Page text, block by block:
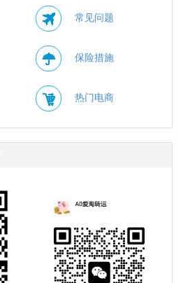
至北京时间 2026年08月
10日11点59分。
常见问题
保险措施
热门电商